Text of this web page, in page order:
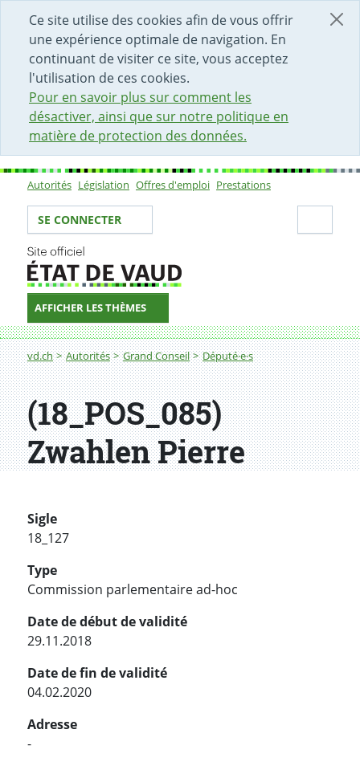
Ce site utilise des cookies afin de vous offrir
une expérience optimale de navigation. En
continuant de visiter ce site, vous acceptez
l'utilisation de ces cookies.
Pour en savoir plus sur comment les
désactiver, ainsi que sur notre politique en
matière de protection des données.
DÉBUT DU CONTENU DE LA PAGE
ACCÈS AU CHAMP DE RECHERCHE
PAGE D'ACCUEIL
FORMULAIRE DE CONTACT
Sous-navigation
Autorités Législation Offres d'emploi Prestations
Votre identité
SE CONNECTER
AFFICHER LES THÈMES
Fil d'Ariane
vd.ch Autorités Grand Conseil Député·e·s
(18_POS_085)
Zwahlen Pierre
Sigle
18_127
Type
Commission parlementaire ad-hoc
Date de début de validité
29.11.2018
Date de fin de validité
04.02.2020
Adresse
-